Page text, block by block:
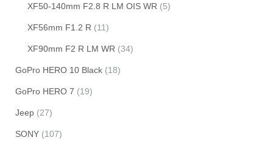
XF50-140mm F2.8 R LM OIS WR (5)
XF56mm F1.2 R (11)
XF90mm F2 R LM WR (34)
GoPro HERO 10 Black (18)
GoPro HERO 7 (19)
Jeep (27)
SONY (107)